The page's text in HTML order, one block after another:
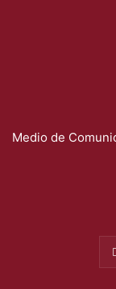
Medio de